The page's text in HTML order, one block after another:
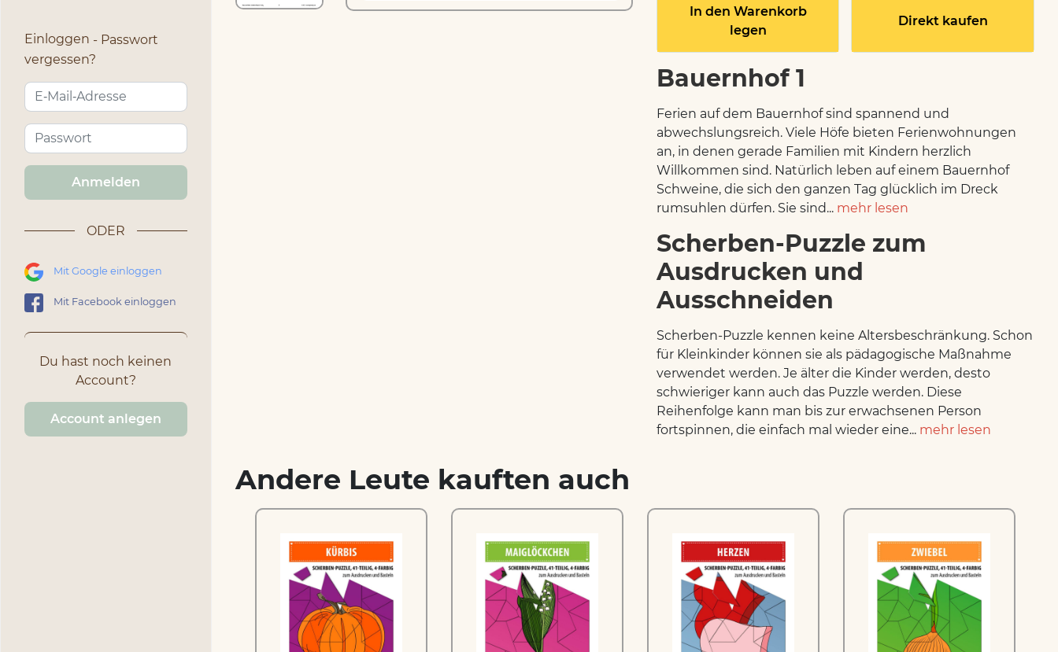
Einloggen
Passwort
vergessen?
Anmelden
ODER
Mit Google einloggen
Mit Facebook einloggen
Du hast noch keinen
Account?
Account anlegen
In den Warenkorb
legen
Direkt kaufen
Bauernhof 1
Ferien auf dem Bauernhof sind spannend und
abwechslungsreich. Viele Höfe bieten Ferienwohnungen
an, in denen gerade Familien mit Kindern herzlich
Willkommen sind. Natürlich leben auf einem Bauernhof
Schweine, die sich den ganzen Tag glücklich im Dreck
rumsuhlen dürfen. Sie sind... mehr lesen
Scherben-Puzzle zum
Ausdrucken und
Ausschneiden
Scherben-Puzzle kennen keine Altersbeschränkung. Schon
für Kleinkinder können sie als pädagogische Maßnahme
verwendet werden. Je älter die Kinder werden, desto
schwieriger kann auch das Puzzle werden. Diese
Reihenfolge kann man bis zur erwachsenen Person
fortspinnen, die einfach mal wieder eine... mehr lesen
Andere Leute kauften auch